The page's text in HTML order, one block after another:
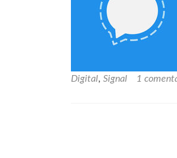
Digital, Signal 1